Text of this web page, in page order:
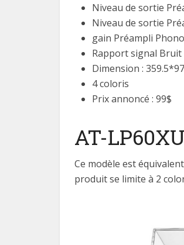
Niveau de sortie
Niveau de sortie
gain Préampli
Rapport signal Bruit
Dimension :
4 coloris
Prix annoncé : 99$
AT-
Ce modèle est
produit se limite à 2